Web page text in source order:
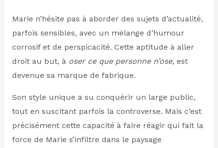
Marie n’hésite pas à aborder des sujets d’actualité,
parfois sensibles, avec un mélange d’humour
corrosif et de perspicacité. Cette aptitude à aller
droit au but, à oser ce que personne n’ose, est
devenue sa marque de fabrique.
Son style unique a su conquérir un large public,
tout en suscitant parfois la controverse. Mais c’est
précisément cette capacité à faire réagir qui fait la
force de Marie s’infiltre dans le paysage